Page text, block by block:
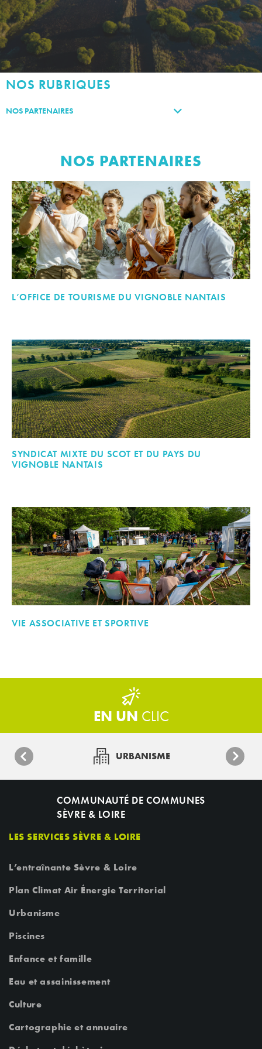
NOS RUBRIQUES
NOS PARTENAIRES
NOS PARTENAIRES
L’OFFICE DE TOURISME DU VIGNOBLE NANTAIS
SYNDICAT MIXTE DU SCOT ET DU PAYS DU
VIGNOBLE NANTAIS
VIE ASSOCIATIVE ET SPORTIVE
EN UN CLIC
URBANISME
COMMUNAUTÉ DE COMMUNES
SÈVRE & LOIRE
LES SERVICES SÈVRE & LOIRE
L’entraînante Sèvre & Loire
Plan Climat Air Énergie Territorial
Urbanisme
Piscines
Enfance et famille
Eau et assainissement
Culture
Cartographie et annuaire